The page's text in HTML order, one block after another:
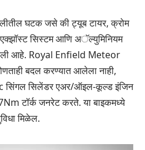
घटक जसे की ट्यूब टायर, क्रोम
सिस्टम आणि अॅल्युमिनियम
आहे. Royal Enfield Meteor
बदल करण्यात आलेला नाही,
cc सिंगल सिलेंडर एअर/ऑइल-कूल्ड इंजिन
टॉर्क जनरेट करते. या बाइकमध्ये
मिळेल.